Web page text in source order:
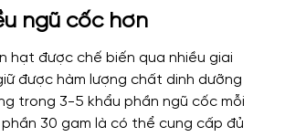
ngũ cốc hơn
hạt được chế biến qua nhiều giai
được hàm lượng chất dinh dưỡng
trong 3-5 khẩu phần ngũ cốc mỗi
phần 30 gam là có thể cung cấp đủ